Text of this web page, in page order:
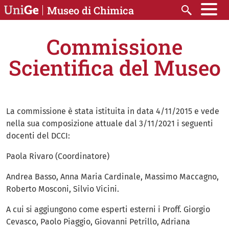
Salta al contenuto principale
Museo di Chimica Cerca
Commissione
Scientifica del Museo
La commissione è stata istituita in data 4/11/2015 e vede
nella sua composizione attuale dal 3/11/2021 i seguenti
docenti del DCCI:
Paola Rivaro (Coordinatore)
Andrea Basso, Anna Maria Cardinale, Massimo Maccagno,
Roberto Mosconi, Silvio Vicini.
A cui si aggiungono come esperti esterni i Proff. Giorgio
Cevasco, Paolo Piaggio, Giovanni Petrillo, Adriana